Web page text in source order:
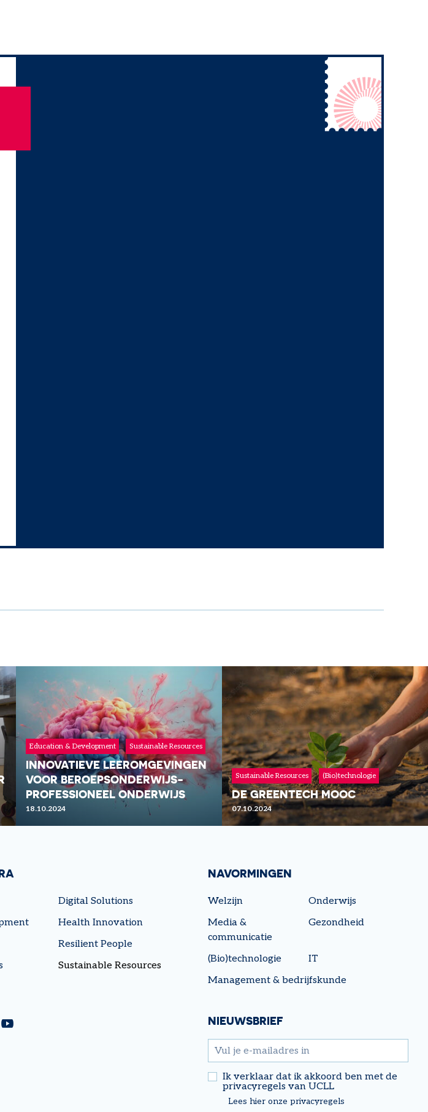
Education & Development Sustainable Resources
INNOVATIEVE LEEROMGEVINGEN
VOOR BEROEPSONDERWIJS-
PROFESSIONEEL ONDERWIJS
18.10.2024
LEES MEER
Sustainable Resources (Bio)technologie
DE GREENTECH MOOC
07.10.2024
Digital Solutions
Health Innovation
Resilient People
Sustainable Resources
NAVORMINGEN
Welzijn
Onderwijs
Media &
communicatie
Gezondheid
(Bio)technologie
IT
Management & bedrijfskunde
NIEUWSBRIEF
email
Ik verklaar dat ik akkoord ben met de
privacyregels van UCLL
Lees hier onze privacyregels